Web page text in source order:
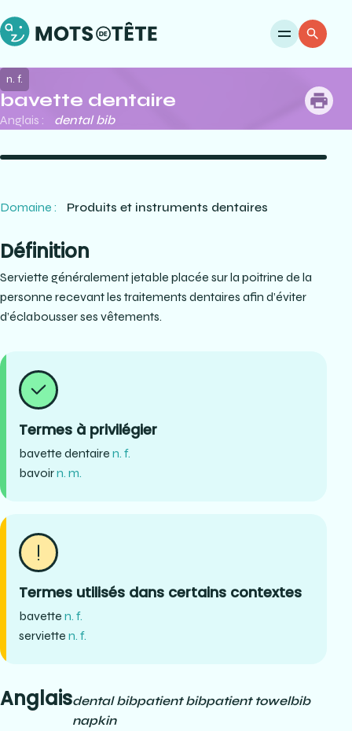
bavette dentaire
n. f.
Anglais : dental bib
Domaine : Produits et instruments dentaires
Définition
Serviette généralement jetable placée sur la poitrine de la
personne recevant les traitements dentaires afin d’éviter
d’éclabousser ses vêtements.
Termes à privilégier
bavette dentaire n. f.
bavoirn. m.
Termes utilisés dans certains contextes
bavette n. f.
serviette n. f.
Anglaisdental bibpatient bibpatient towelbib
napkin